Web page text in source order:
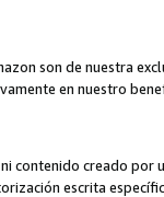
son de nuestra
en nuestro
contenido creado por
escrita